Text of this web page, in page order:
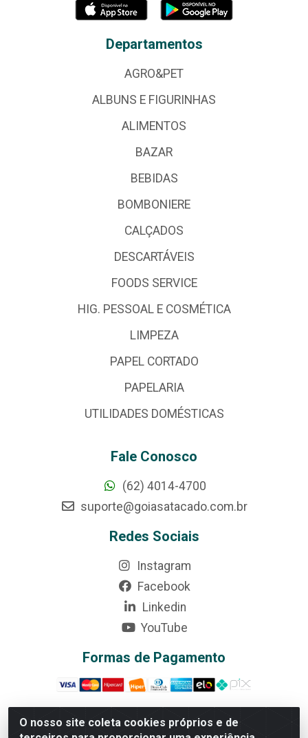
O nosso site coleta cookies próprios e de
Departamentos
AGRO&PET
ALBUNS E FIGURINHAS
ALIMENTOS
BAZAR
BEBIDAS
BOMBONIERE
CALÇADOS
DESCARTÁVEIS
FOODS SERVICE
HIG. PESSOAL E COSMÉTICA
LIMPEZA
PAPEL CORTADO
PAPELARIA
UTILIDADES DOMÉSTICAS
Fale Conosco
(62) 4014-4700
suporte@goiasatacado.com.br
Redes Sociais
Instagram
Facebook
Linkedin
YouTube
Formas de Pagamento